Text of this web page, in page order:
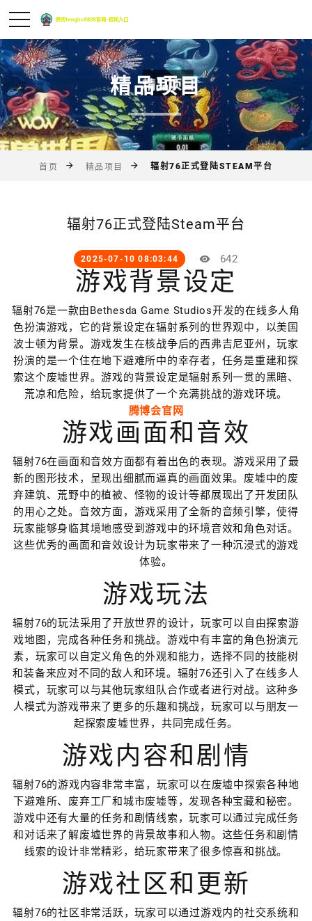
精品项目
首页 精品项目 辐射76正式登陆STEAM平台
辐射76正式登陆Steam平台
2025-07-10 08:03:44 642
游戏背景设定
辐射76是一款由Bethesda Game Studios开发的在线多人角
色扮演游戏，它的背景设定在辐射系列的世界观中，以美国
波士顿为背景。游戏发生在核战争后的西弗吉尼亚州，玩家
扮演的是一个住在地下避难所中的幸存者，任务是重建和探
索这个废墟世界。游戏的背景设定是辐射系列一贯的黑暗、
荒凉和危险，给玩家提供了一个充满挑战的游戏环境。
腾博会官网
游戏画面和音效
辐射76在画面和音效方面都有着出色的表现。游戏采用了最
新的图形技术，呈现出细腻而逼真的画面效果。废墟中的废
弃建筑、荒野中的植被、怪物的设计等都展现出了开发团队
的用心之处。音效方面，游戏采用了全新的音频引擎，使得
玩家能够身临其境地感受到游戏中的环境音效和角色对话。
这些优秀的画面和音效设计为玩家带来了一种沉浸式的游戏
体验。
游戏玩法
辐射76的玩法采用了开放世界的设计，玩家可以自由探索游
戏地图，完成各种任务和挑战。游戏中有丰富的角色扮演元
素，玩家可以自定义角色的外观和能力，选择不同的技能树
和装备来应对不同的敌人和环境。辐射76还引入了在线多人
模式，玩家可以与其他玩家组队合作或者进行对战。这种多
人模式为游戏带来了更多的乐趣和挑战，玩家可以与朋友一
起探索废墟世界，共同完成任务。
游戏内容和剧情
辐射76的游戏内容非常丰富，玩家可以在废墟中探索各种地
下避难所、废弃工厂和城市废墟等，发现各种宝藏和秘密。
游戏中还有大量的任务和剧情线索，玩家可以通过完成任务
和对话来了解废墟世界的背景故事和人物。这些任务和剧情
线索的设计非常精彩，给玩家带来了很多惊喜和挑战。
游戏社区和更新
辐射76的社区非常活跃，玩家可以通过游戏内的社交系统和